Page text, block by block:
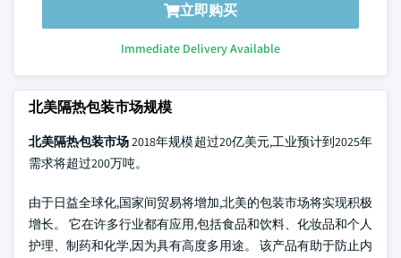
立即购买
Immediate Delivery Available
北美隔热包装市场规模
北美隔热包装市场2018年规模超过20亿美元,工业预计到2025年
需求将超过200万吨。
由于日益全球化,国家间贸易将增加,北美的包装市场将实现积极
增长。 它在许多行业都有应用,包括食品和饮料、化妆品和个人
护理、制药和化学,因为具有高度多用途。 该产品有助于防止内